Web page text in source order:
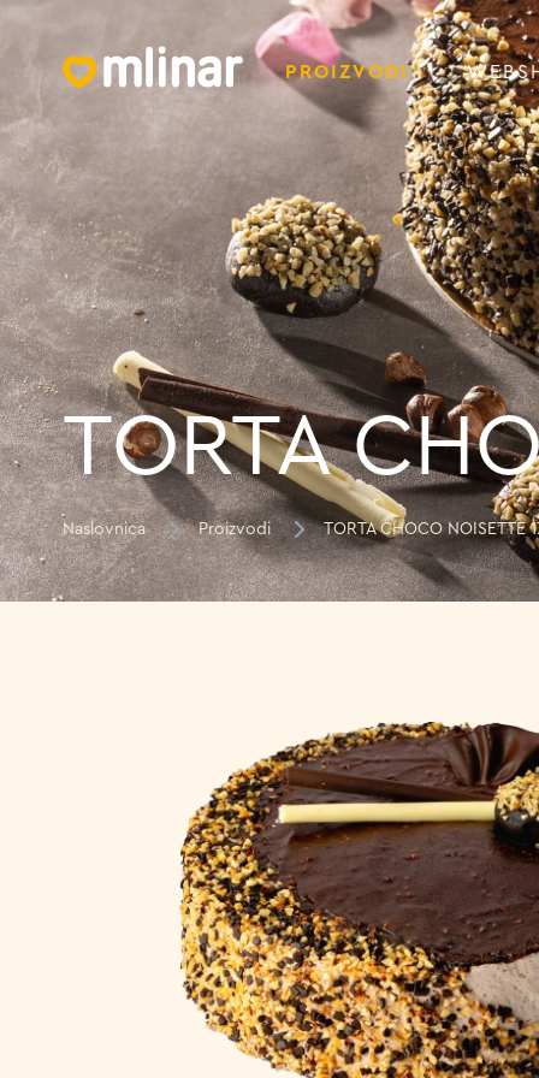
PROIZVODI
TORTA
Naslovnica Proizvodi TORTA CHOCO NOISETTE